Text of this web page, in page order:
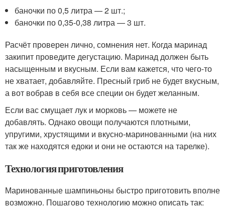
баночки по 0,5 литра — 2 шт.;
баночки по 0,35-0,38 литра — 3 шт.
Расчёт проверен лично, сомнения нет. Когда маринад
закипит проведите дегустацию. Маринад должен быть
насыщенным и вкусным. Если вам кажется, что чего-то
не хватает, добавляйте. Пресный гриб не будет вкусным,
а вот вобрав в себя все специи он будет желанным.
Если вас смущает лук и морковь — можете не
добавлять. Однако овощи получаются плотными,
упругими, хрустящими и вкусно-маринованными (на них
так же находятся едоки и они не остаются на тарелке).
Технология приготовления
Маринованные шампиньоны быстро приготовить вполне
возможно. Пошагово технологию можно описать так: